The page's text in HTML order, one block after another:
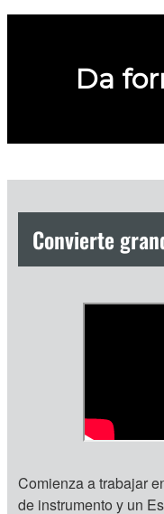
Da
Convierte
Comienza a trabajar
de instrumento y un